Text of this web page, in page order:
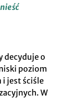
decyduje o
poziom
i jest ściśle
W